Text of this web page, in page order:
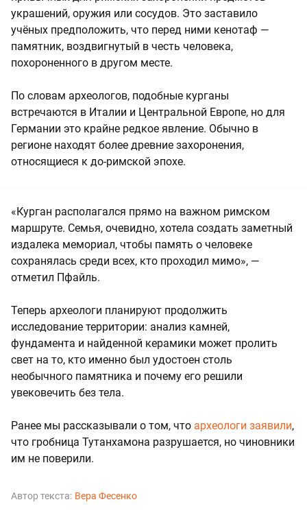
украшений, оружия или сосудов. Это заставило
учёных предположить, что перед ними кенотаф —
памятник, воздвигнутый в честь человека,
похороненного в другом месте.
По словам археологов, подобные курганы
встречаются в Италии и Центральной Европе, но для
Германии это крайне редкое явление. Обычно в
регионе находят более древние захоронения,
относящиеся к до-римской эпохе.
«Курган располагался прямо на важном римском
маршруте. Семья, очевидно, хотела создать заметный
издалека мемориал, чтобы память о человеке
сохранялась среди всех, кто проходил мимо», —
отметил Пфайль.
Теперь археологи планируют продолжить
исследование территории: анализ камней,
фундамента и найденной керамики может пролить
свет на то, кто именно был удостоен столь
необычного памятника и почему его решили
увековечить без тела.
Ранее мы рассказывали о том, что археологи заявили,
что гробница Тутанхамона разрушается, но чиновники
им не поверили.
Автор текста: Вера Фесенко